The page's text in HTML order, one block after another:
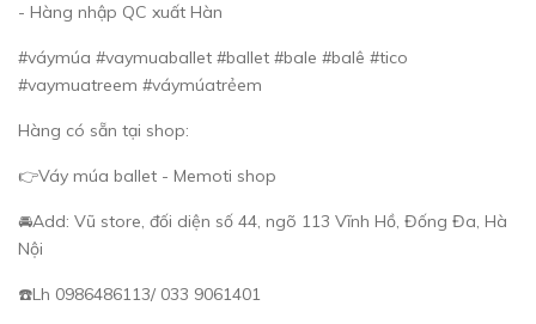
- Hàng nhập QC xuất Hàn
#váymúa #vaymuaballet #ballet #bale #balê #tico
#vaymuatreem #váymúatrẻem
Hàng có sẵn tại shop:
👉Váy múa ballet - Memoti shop
🚘Add: Vũ store, đối diện số 44, ngõ 113 Vĩnh Hồ, Đống Đa, Hà
Nội
☎️Lh 0986486113/ 033 9061401